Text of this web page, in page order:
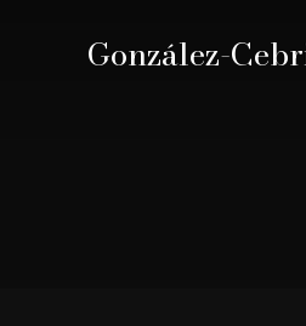
González-